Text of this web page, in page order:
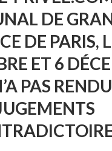
DE
DE PARIS,
ET 6
PAS